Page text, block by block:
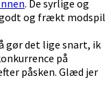
. De syrlige og
og frækt modspil
gør det lige snart, ik
på
påsken. Glæd jer